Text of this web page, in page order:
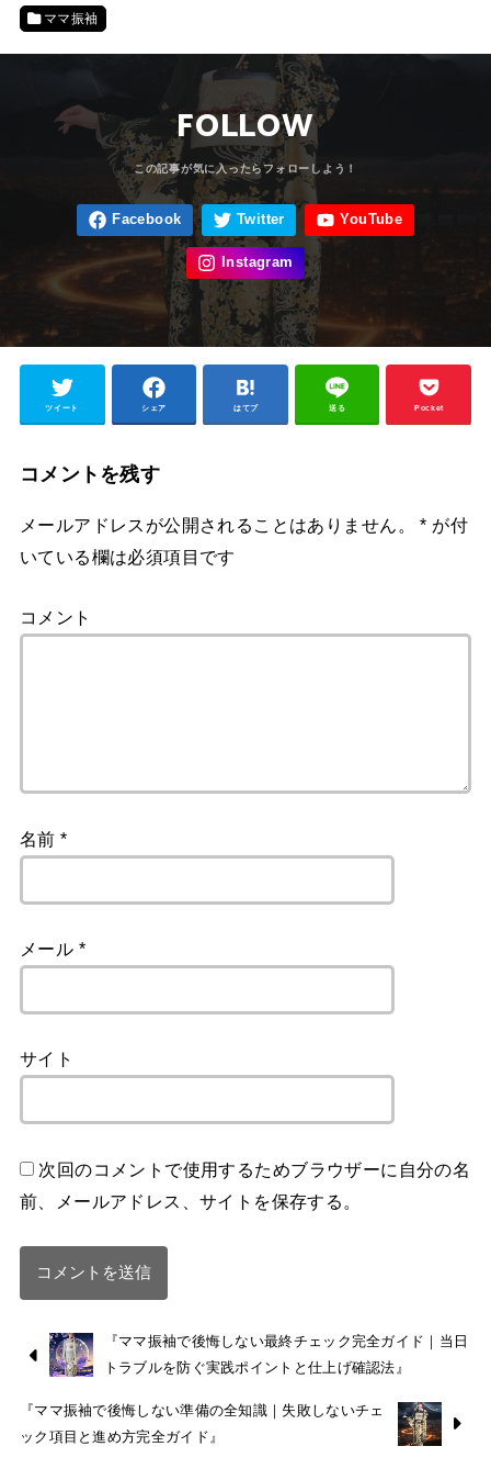
ママ振袖
FOLLOW
ツイート シェア はてブ 送る Pocket
コメントを残す
メールアドレスが公開されることはありません。 * が付
いている欄は必須項目です
コメント
名前*
メール *
サイト
次回のコメントで使用するためブラウザーに自分の名
前、メールアドレス、サイトを保存する。
『ママ振袖で後悔しない最終チェック完全ガイド｜当日
トラブルを防ぐ実践ポイントと仕上げ確認法』
『ママ振袖で後悔しない準備の全知識｜失敗しないチェ
ック項目と進め方完全ガイド』